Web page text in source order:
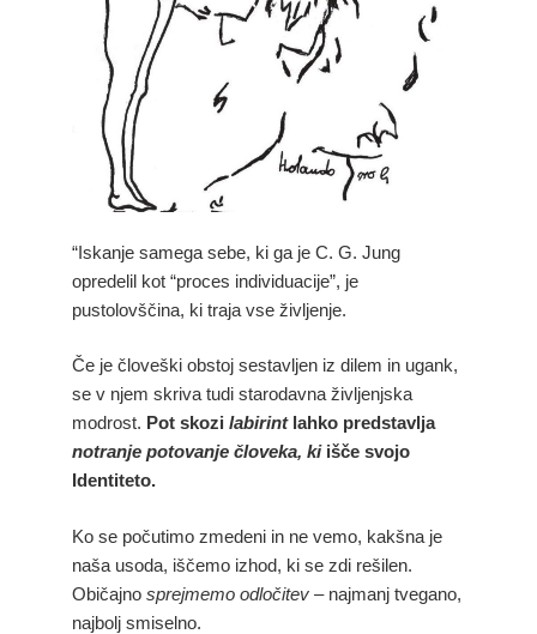
“Iskanje samega sebe, ki ga je C. G. Jung
opredelil kot “proces individuacije”, je
pustolovščina, ki traja vse življenje.
Če je človeški obstoj sestavljen iz dilem in ugank,
se v njem skriva tudi starodavna življenjska
modrost. Pot skozi labirint lahko predstavlja
notranje potovanje človeka, ki išče svojo
Identiteto.
Ko se počutimo zmedeni in ne vemo, kakšna je
naša usoda, iščemo izhod, ki se zdi rešilen.
Običajno sprejmemo odločitev – najmanj tvegano,
najbolj smiselno.